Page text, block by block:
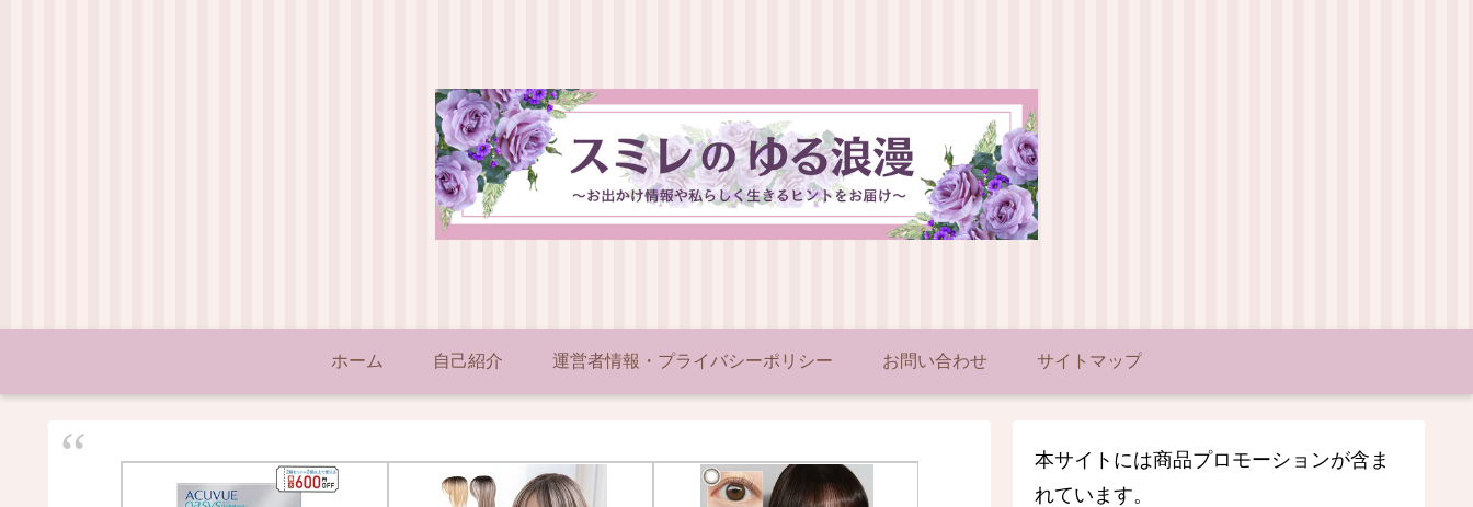
ホーム 自己紹介 運営者情報・プライバシーポリシー お問い合わせ サイトマップ
本サイトには商品プロモーションが含ま
れています。